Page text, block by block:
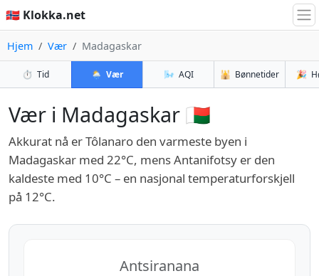
🇳🇴 Klokka.net
Hjem Vær Madagaskar
⏱️ Tid 🌦️ Vær 🌬️ AQI 🕌 Bønnetider 🎉
Vær i Madagaskar 🇲🇬
Akkurat nå er Tôlanaro den varmeste byen i
Madagaskar med 22°C, mens Antanifotsy er den
kaldeste med 10°C – en nasjonal temperaturforskjell
på 12°C.
Antsiranana